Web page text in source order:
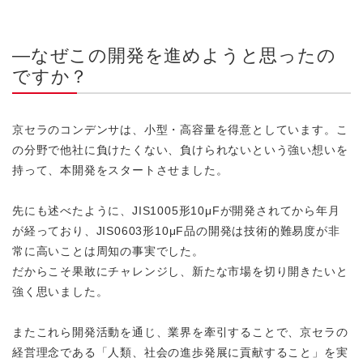
―なぜこの開発を進めようと思ったの
ですか？
京セラのコンデンサは、小型・高容量を得意としています。こ
の分野で他社に負けたくない、負けられないという強い想いを
持って、本開発をスタートさせました。
先にも述べたように、JIS1005形10μFが開発されてから年月
が経っており、JIS0603形10μF品の開発は技術的難易度が非
常に高いことは周知の事実でした。
だからこそ果敢にチャレンジし、新たな市場を切り開きたいと
強く思いました。
またこれら開発活動を通じ、業界を牽引することで、京セラの
経営理念である「人類、社会の進歩発展に貢献すること」を実